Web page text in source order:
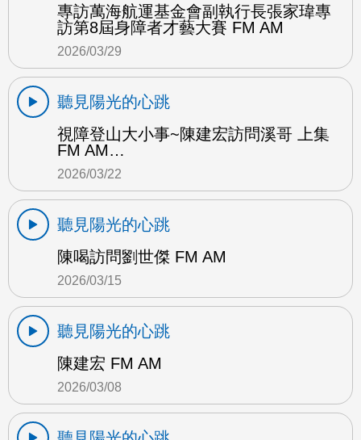
專訪萬海航運基金會副執行長張家瑋專
訪第8屆身障者才藝大賽 FM AM
2026/03/29
聽見陽光的心跳
視障登山大小事~陳建宏訪問溪哥 上集
FM AM…
2026/03/22
聽見陽光的心跳
陳喝訪問劉世傑 FM AM
2026/03/15
聽見陽光的心跳
陳建宏 FM AM
2026/03/08